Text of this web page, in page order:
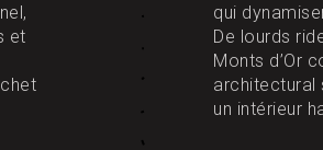
et
qui
De lourds
Monts d’Or
architectural
un intérieur